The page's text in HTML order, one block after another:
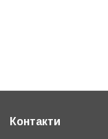
Контакти